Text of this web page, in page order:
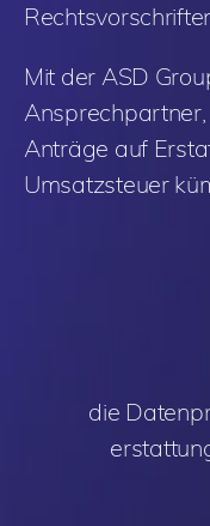
Mit der ASD
Anträge auf
Umsatzsteuer
die